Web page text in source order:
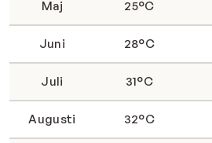
Maj 25°C
Juni 28°C
Juli 31°C
Augusti 32°C